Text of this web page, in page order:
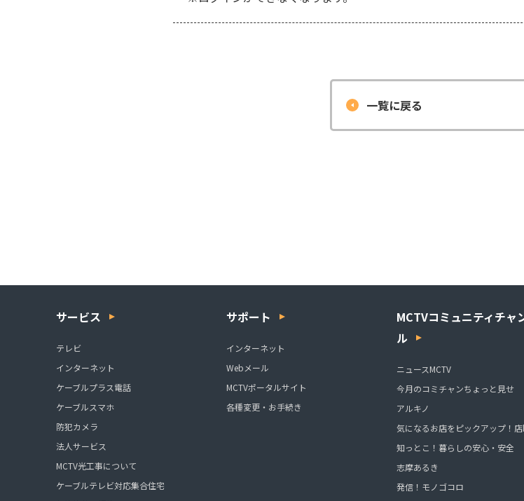
一覧に戻る
サービス
テレビ
インターネット
ケーブルプラス電話
ケーブルスマホ
防犯カメラ
法人サービス
MCTV光工事について
ケーブルテレビ対応集合住宅
サポート
インターネット
Webメール
MCTVポータルサイト
各種変更・お手続き
MCTVコミュニティチャ
ル
ニュースMCTV
今月のコミチャンちょっと見せ
アルキノ
気になるお店をピックアップ！
知っとこ！暮らしの安心・安全
志摩あるき
発信！モノゴコロ